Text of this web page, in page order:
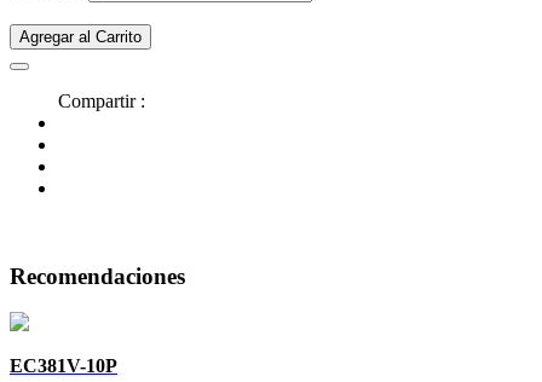
Agregar al Carrito
Compartir :
Recomendaciones
EC381V-10P